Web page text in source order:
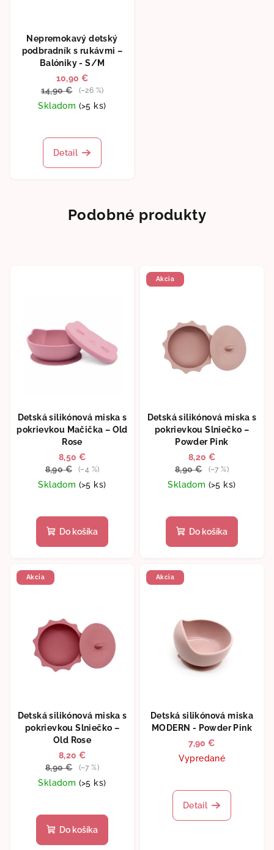
Nepremokavý detský
podbradník s rukávmi –
Balóniky - S/M
10,90 €
14,90 €
(–26 %)
Skladom (>5 ks)
Detail
Podobné produkty
Detská silikónová miska s
pokrievkou Mačička – Old
Rose
8,50 €
8,90 €
(–4 %)
Skladom (>5 ks)
Do košíka
Akcia
Detská silikónová miska s
pokrievkou Slniečko –
Powder Pink
8,20 €
8,90 €
(–7 %)
Skladom (>5 ks)
Do košíka
Akcia
Detská silikónová miska s
pokrievkou Slniečko –
Old Rose
8,20 €
8,90 €
(–7 %)
Skladom (>5 ks)
Do košíka
Akcia
Detská silikónová miska
MODERN - Powder Pink
7,90 €
Vypredané
Detail